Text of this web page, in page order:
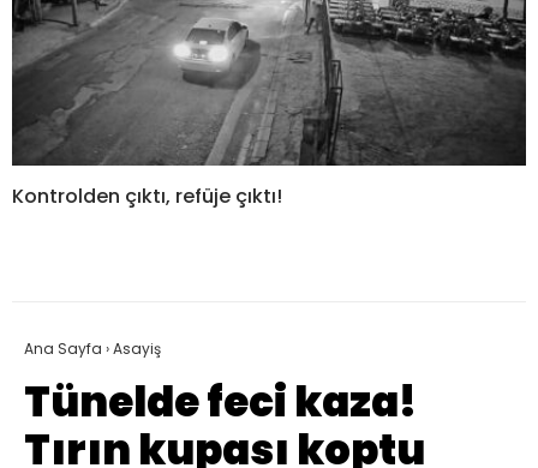
Kontrolden çıktı, refüje çıktı!
Ana Sayfa ›Asayiş
Tünelde feci kaza!
Tırın kupası koptu